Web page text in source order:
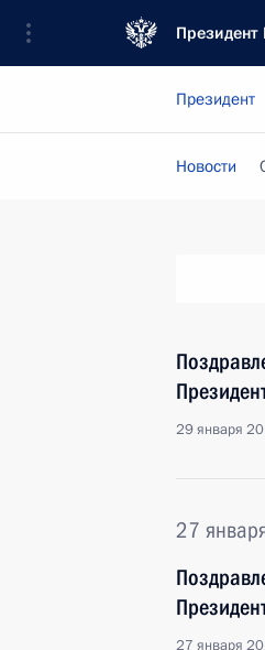
Президент
Президент
Новости
29 января
27
27 января